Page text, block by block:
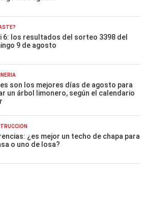
6: los resultados del sorteo 3398 del
9 de agosto
son los mejores días de agosto para
un árbol limonero, según el calendario
¿es mejor un techo de chapa para
o uno de losa?